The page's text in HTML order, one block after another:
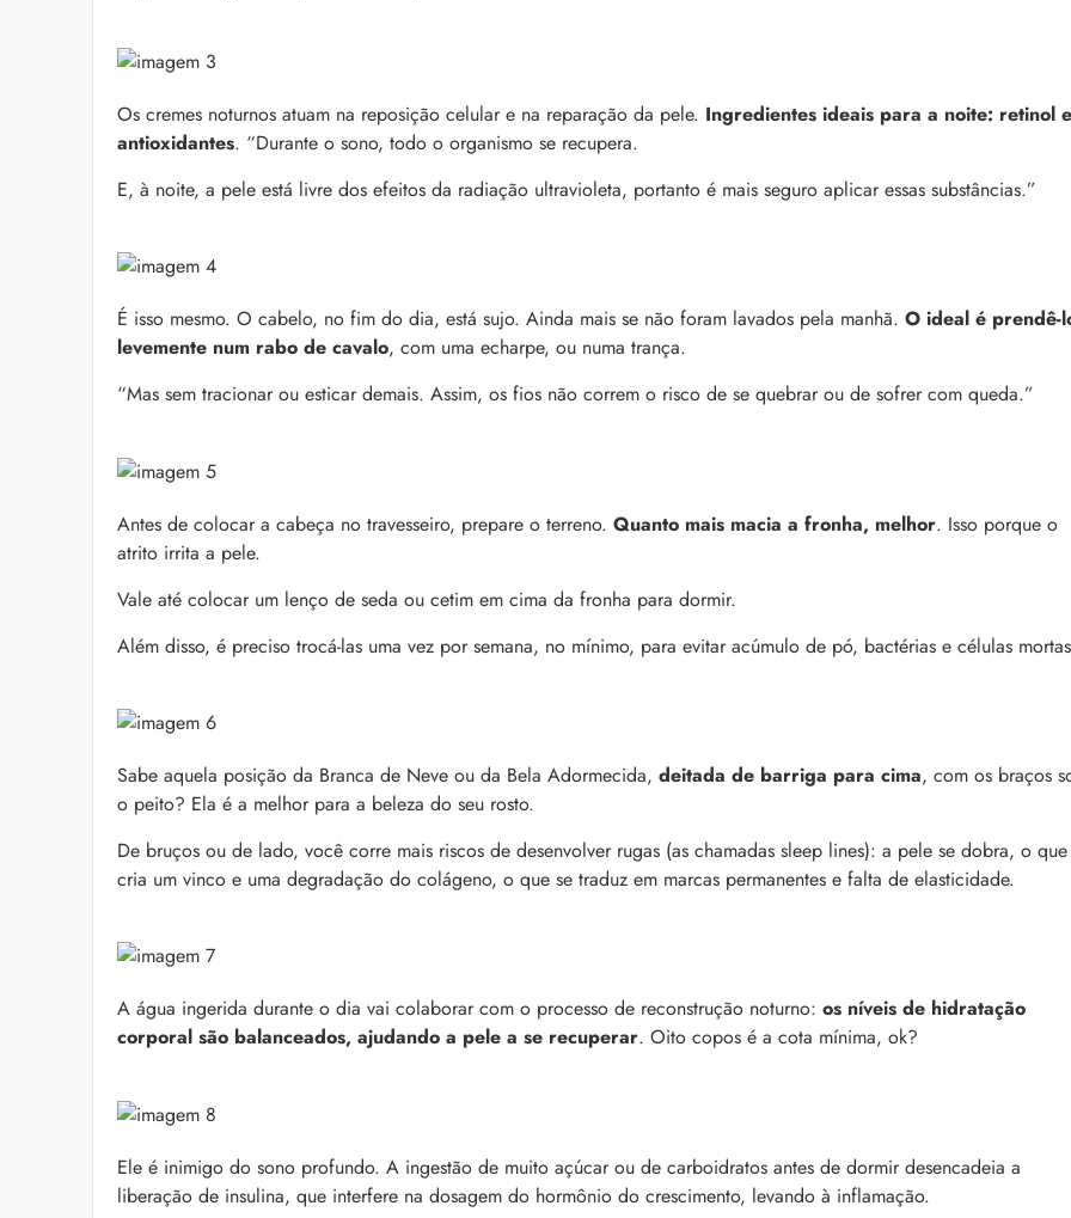
Os cremes noturnos atuam na reposição celular e na reparação da pele. Ingredientes ideais para a noite: retinol e
antioxidantes. “Durante o sono, todo o organismo se recupera.
E, à noite, a pele está livre dos efeitos da radiação ultravioleta, portanto é mais seguro aplicar essas substâncias.”
É isso mesmo. O cabelo, no fim do dia, está sujo. Ainda mais se não foram lavados pela manhã. O ideal é prendê-
levemente num rabo de cavalo, com uma echarpe, ou numa trança.
“Mas sem tracionar ou esticar demais. Assim, os fios não correm o risco de se quebrar ou de sofrer com queda.”
Antes de colocar a cabeça no travesseiro, prepare o terreno. Quanto mais macia a fronha, melhor. Isso porque o
atrito irrita a pele.
Vale até colocar um lenço de seda ou cetim em cima da fronha para dormir.
Além disso, é preciso trocá-las uma vez por semana, no mínimo, para evitar acúmulo de pó, bactérias e células
Sabe aquela posição da Branca de Neve ou da Bela Adormecida, deitada de barriga para cima, com os braços
o peito? Ela é a melhor para a beleza do seu rosto.
De bruços ou de lado, você corre mais riscos de desenvolver rugas (as chamadas sleep lines): a pele se dobra, o que
cria um vinco e uma degradação do colágeno, o que se traduz em marcas permanentes e falta de elasticidade.
A água ingerida durante o dia vai colaborar com o processo de reconstrução noturno: os níveis de hidratação
corporal são balanceados, ajudando a pele a se recuperar. Oito copos é a cota mínima, ok?
Ele é inimigo do sono profundo. A ingestão de muito açúcar ou de carboidratos antes de dormir desencadeia a
liberação de insulina, que interfere na dosagem do hormônio do crescimento, levando à inflamação.